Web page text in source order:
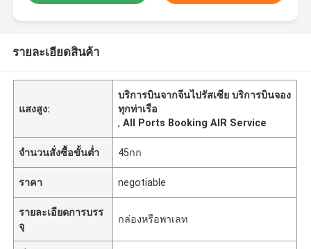
รายละเอียดสินค้า
แสงสูง:
บริการบินจากจีนไปรัสเซีย บริการบินจอง
ทุกท่าเรือ
,All Ports Booking AIR Service
จำนวนสั่งซื้อขั้นต่ำ 45กก
ราคา negotiable
รายละเอียดการบรร
จุ
กล่องหรือพาเลท